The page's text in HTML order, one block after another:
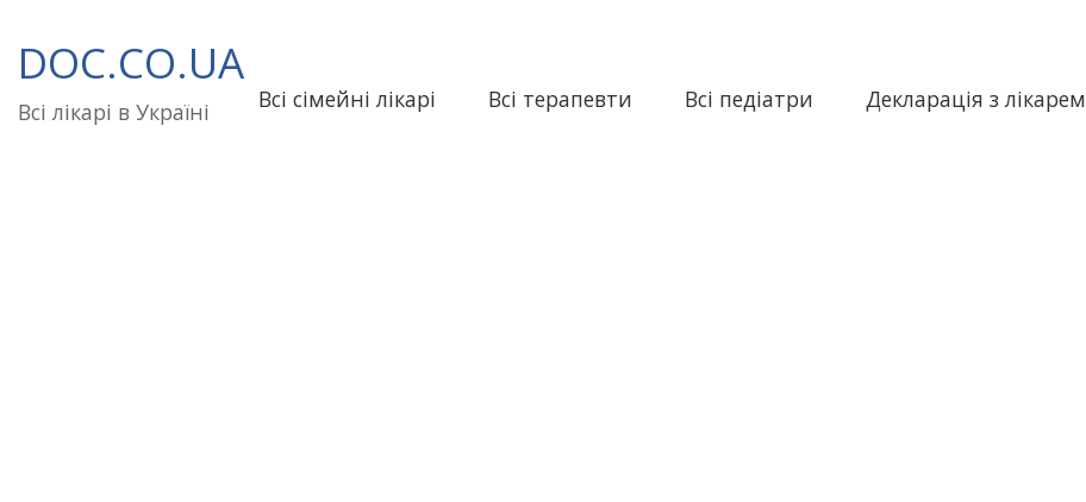
до
вмісту
DOC.CO.UA
Всі лікарі в Україні Всі сімейні лікарі Всі терапевти Всі педіатри Декларація з лікарем